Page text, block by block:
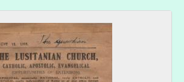
[Documento composto] 006 - "The Guardian": The Church Abroad, 1915-04-15
[Documento simples] 007 - "The Guardian": The Lusitanian Church, Catholic, Apostolic, Evangelical, 1915-07-08
[Documento simples] 008 - The Lusitanian Church, Catholic, Apostolic, Evangelical (opportunities of extension), 1915-08-12
[Documento composto] 009 - "The Guardian": The Church of Portugal; The Church abroad, 1916-01-13-1917-02-22
[Documento simples] 010 - "The Guardian": The Lusitanian Church, 1916-03-23